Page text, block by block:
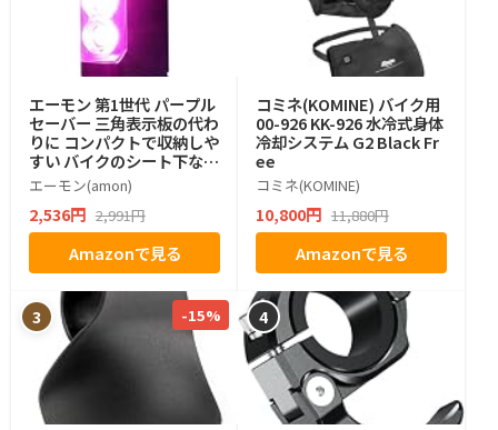
エーモン 第1世代 パープル
セーバー 三角表示板の代わ
りに コンパクトで収納しや
すい バイクのシート下など
停止表示灯 道路交通法施行
規則適合品 土屋圭市氏推奨
6910
エーモン(amon)
2,536円 2,991円
Amazonで見る
コミネ(KOMINE) バイク用
00-926 KK-926 水冷式身体
冷却システム G2 Black Fr
ee
コミネ(KOMINE)
10,800円 11,880円
Amazonで見る
3 -15% 4